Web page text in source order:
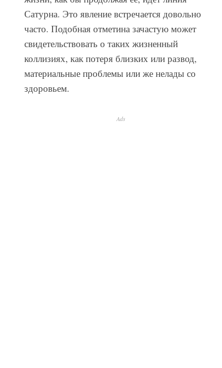
Сатурна. Это явление встречается довольно
часто. Подобная отметина зачастую может
свидетельствовать о таких жизненный
коллизиях, как потеря близких или развод,
материальные проблемы или же нелады со
здоровьем.
Ads